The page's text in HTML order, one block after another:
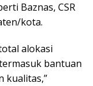
Baznas, CSR
kota.
alokasi
bantuan
kualitas,”